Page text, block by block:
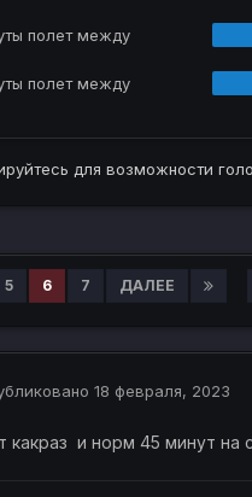
полет между
полет между
для возможности
5 6 7 ДАЛЕЕ
18 февраля, 2023
какраз и норм 45 минут на